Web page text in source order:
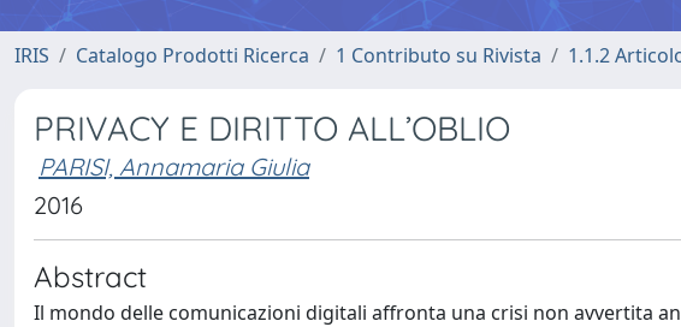
IRIS Catalogo Prodotti Ricerca 1 Contributo su Rivista 1.1.2
PRIVACY E DIRITTO ALL’OBLIO
PARISI, Annamaria Giulia
2016
Abstract
Il mondo delle comunicazioni digitali affronta una crisi non avvertita